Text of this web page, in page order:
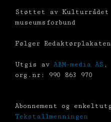
Støttet av Kulturrådet
museumsforbund
Følger
Utgis av ABM-media AS ,
org.nr: 990 863 970
Abonnement og
Tekstallmenningen